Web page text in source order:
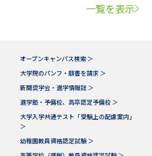
一覧を表示
オープンキャンパス検索 ＞
大学院のパンフ・願書を請求 ＞
新聞奨学会・進学情報誌 ＞
進学塾・予備校、高卒認定予備校 ＞
大学入学共通テスト「受験上の配慮案内」
＞
幼稚園教員資格認定試験 ＞